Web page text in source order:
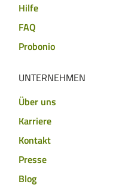
Hilfe
FAQ
Probonio
UNTERNEHMEN
Über uns
Karriere
Kontakt
Presse
Blog